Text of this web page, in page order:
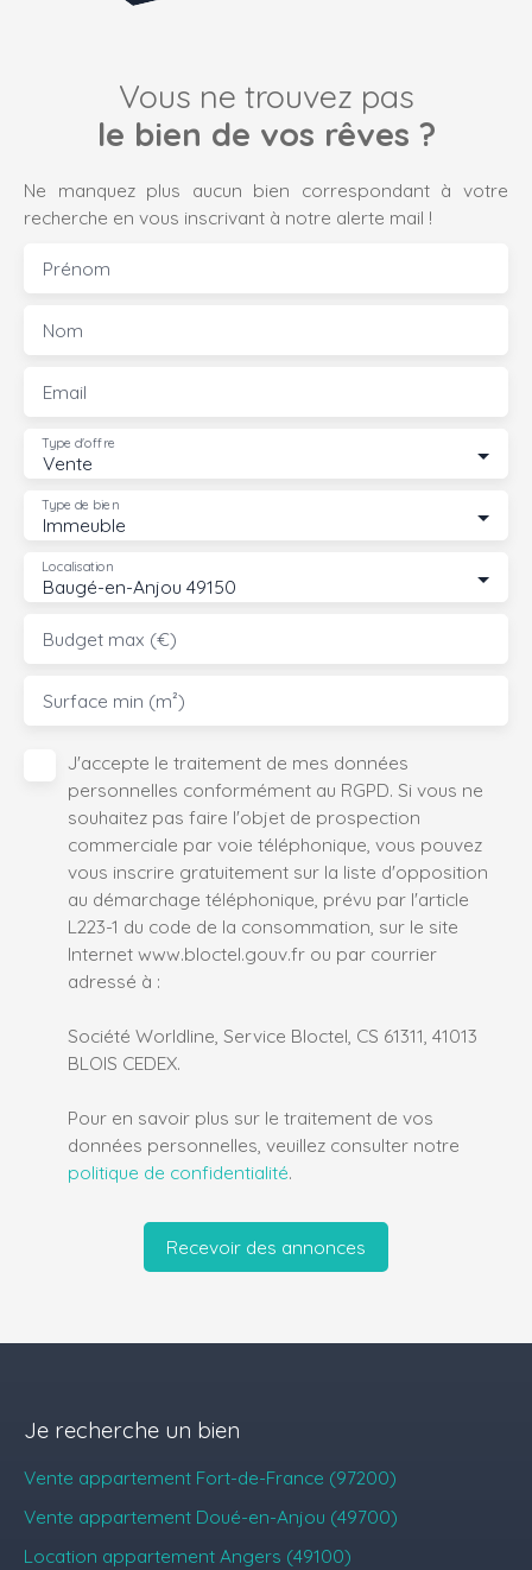
Vous ne trouvez pas
le bien de vos rêves ?
Ne manquez plus aucun bien correspondant à votre
recherche en vous inscrivant à notre alerte mail !
Prénom
Nom
Email
Vente
Type d'offre
Immeuble
Type de bien
Baugé-en-Anjou 49150
Localisation
Budget max (€)
Surface min (m²)
J'accepte le traitement de mes données
personnelles conformément au RGPD. Si vous ne
souhaitez pas faire l'objet de prospection
commerciale par voie téléphonique, vous pouvez
vous inscrire gratuitement sur la liste d'opposition
au démarchage téléphonique, prévu par l'article
L223-1 du code de la consommation, sur le site
Internet www.bloctel.gouv.fr ou par courrier
adressé à :
Société Worldline, Service Bloctel, CS 61311, 41013
BLOIS CEDEX.
Pour en savoir plus sur le traitement de vos
données personnelles, veuillez consulter notre
politique de confidentialité.
Recevoir des annonces
Je recherche un bien
Vente appartement Fort-de-France (97200)
Vente appartement Doué-en-Anjou (49700)
Location appartement Angers (49100)